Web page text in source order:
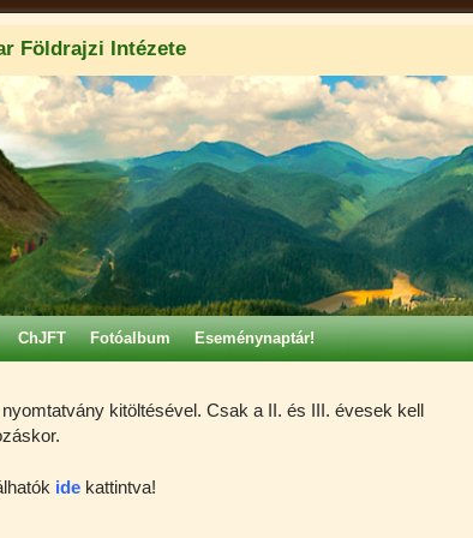
Földrajzi Intézete
ChJFT Fotóalbum Eseménynaptár!
kitöltésével. Csak a II. és III. évesek kell
ide kattintva!